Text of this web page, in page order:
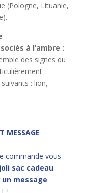
(Pologne, Lituanie,
à l’ambre :
des signes du
: lion,
MESSAGE
commande vous
sac cadeau
un message